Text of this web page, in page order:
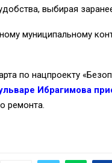
выбирая
муниципальному
по нацпроекту
Ибрагимова
ремонта.